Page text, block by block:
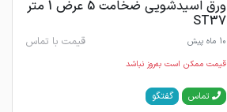
ورق اسیدشویی ضخامت 5 عرض 1 متر
ST37
10 ماه پیش قیمت با تماس
قیمت ممکن است به‌روز نباشد
تماس گفتگو